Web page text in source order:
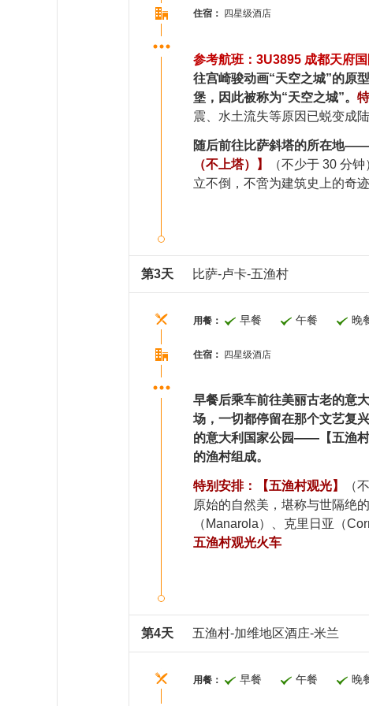
住宿： 四星级酒店
参考航班：3U3895 成都天府
往宫崎骏动画“天空之城”的原
堡，因此被称为“天空之城”。
震、水土流失等原因已蜕变成
随后前往比萨斜塔的所在地——
（不上塔）】
（不少于 30 分
立不倒，不啻为建筑史上的奇迹
第3天 比萨-卢卡-五渔村
用餐： 早餐 午餐 晚
住宿： 四星级酒店
早餐后乘车前往美丽古老的意
场，一切都停留在那个文艺复兴
的意大利国家公园——【五渔村
的渔村组成。
特别安排：【五渔村观光】
（
原始的自然美，堪称与世隔绝
（Manarola）、克里日亚（
五渔村观光火车
第4天 五渔村-加维地区酒庄-米兰
用餐： 早餐 午餐 晚